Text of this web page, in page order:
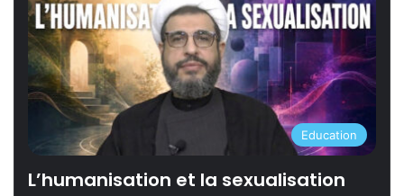
Education
L’humanisation et la sexualisation